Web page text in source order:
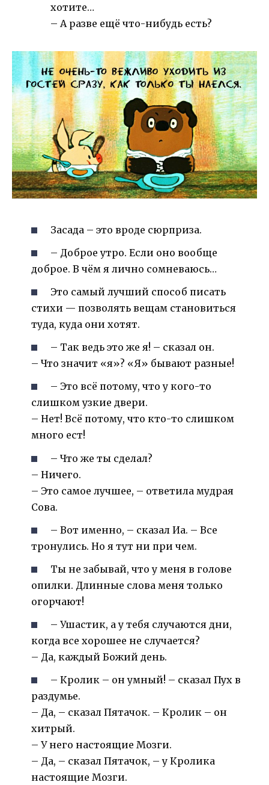
хотите…
– А разве ещё что-нибудь есть?
Засада – это вроде сюрприза.
– Доброе утро. Если оно вообще
доброе. В чём я лично сомневаюсь…
Это самый лучший способ писать
стихи — позволять вещам становиться
туда, куда они хотят.
– Так ведь это же я! – сказал он.
– Что значит «я»? «Я» бывают разные!
– Это всё потому, что у кого-то
слишком узкие двери.
– Нет! Всё потому, что кто-то слишком
много ест!
– Что же ты сделал?
– Ничего.
– Это самое лучшее, – ответила мудрая
Сова.
– Вот именно, – сказал Иа. – Все
тронулись. Но я тут ни при чем.
Ты не забывай, что у меня в голове
опилки. Длинные слова меня только
огорчают!
– Ушастик, а у тебя случаются дни,
когда все хорошее не случается?
– Да, каждый Божий день.
– Кролик – он умный! – сказал Пух в
раздумье.
– Да, – сказал Пятачок. – Кролик – он
хитрый.
– У него настоящие Мозги.
– Да, – сказал Пятачок, – у Кролика
настоящие Мозги.